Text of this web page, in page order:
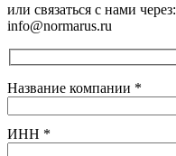
или связаться с нами через:
info@normarus.ru
Название компании *
ИНН *